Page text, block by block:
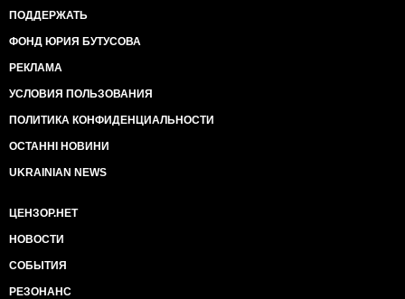
ПОДДЕРЖАТЬ
ФОНД ЮРИЯ БУТУСОВА
РЕКЛАМА
УСЛОВИЯ ПОЛЬЗОВАНИЯ
ПОЛИТИКА КОНФИДЕНЦИАЛЬНОСТИ
ОСТАННІ НОВИНИ
UKRAINIAN NEWS
ЦЕНЗОР.НЕТ
НОВОСТИ
СОБЫТИЯ
РЕЗОНАНС